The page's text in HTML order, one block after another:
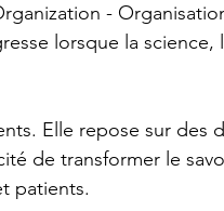
-
lorsque la science,
Elle repose sur des
de transformer le
patients.